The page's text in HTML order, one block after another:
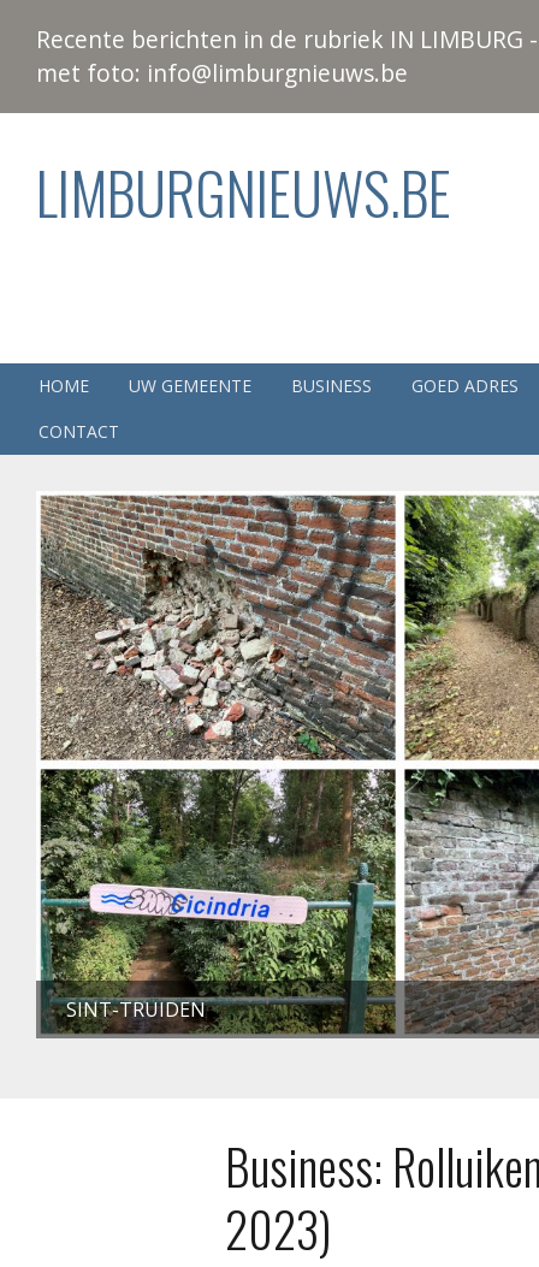
Recente berichten in de rubriek IN
met foto: info@limburgnieuws.be
LIMBURGNIEUWS.BE
HOME UW GEMEENTE BUSINESS
GOED ADRES
CONTACT
SINT-TRUIDEN
Business:
2023)